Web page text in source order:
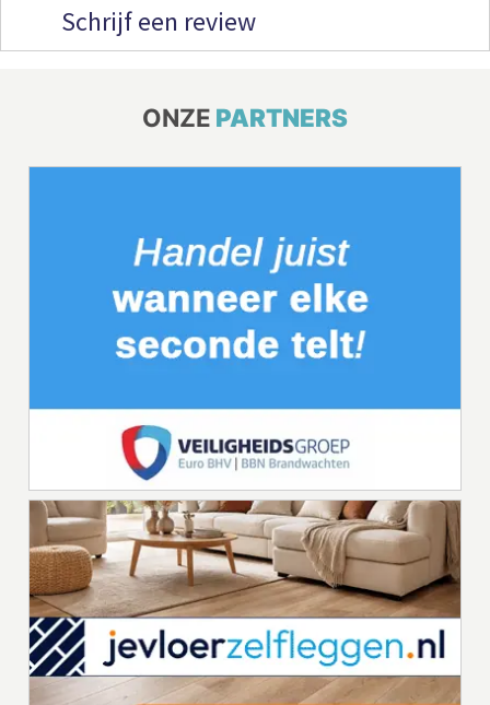
Schrijf een review
ONZE PARTNERS